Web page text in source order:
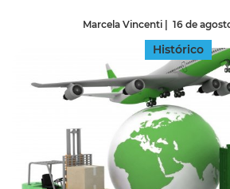
Marcela Vincenti| 16 de
Histórico